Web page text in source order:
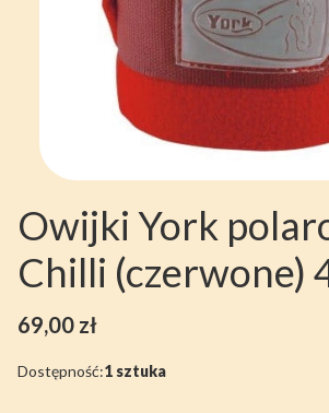
Owijki York
Chilli (czerwone)
Cena
69,00 zł
Dostępność:1 sztuka